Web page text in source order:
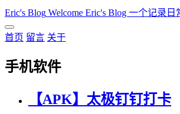
Eric's Blog Welcome Eric's Blog 一个记录
首页 留言 关于
手机软件
【APK】太极钉钉打卡